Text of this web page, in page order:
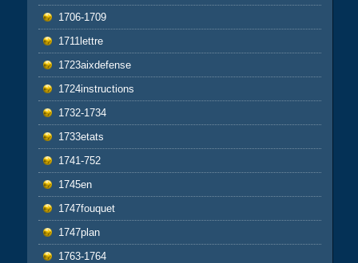
1706-1709
1711lettre
1723aixdefense
1724instructions
1732-1734
1733etats
1741-752
1745en
1747fouquet
1747plan
1763-1764